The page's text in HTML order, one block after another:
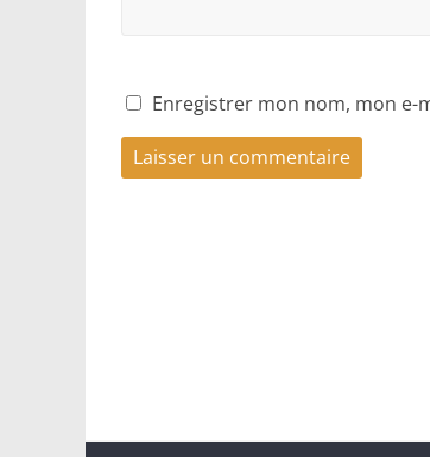
Enregistrer mon nom, mon